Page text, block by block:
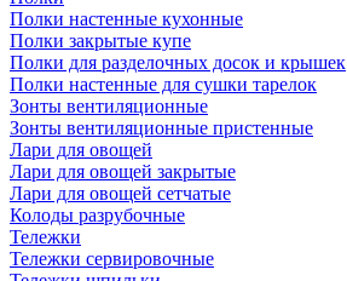
Полки настенные кухонные
Полки закрытые купе
Полки для разделочных досок и крышек
Полки настенные для сушки тарелок
Зонты вентиляционные
Зонты вентиляционные пристенные
Лари для овощей
Лари для овощей закрытые
Лари для овощей сетчатые
Колоды разрубочные
Тележки
Тележки сервировочные